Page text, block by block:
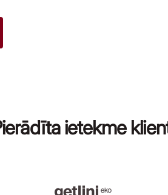
ietekme